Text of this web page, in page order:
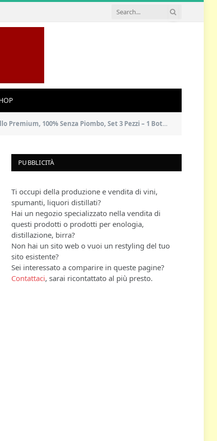
Set 3 Pezzi – 1 Bottiglia (700 ml) e 2 Bicchieri (300 ml) (T2)
PUBBLICITÀ
Ti occupi della produzione e vendita di vini,
spumanti, liquori distillati?
Hai un negozio specializzato nella vendita di
questi prodotti o prodotti per enologia,
distillazione, birra?
Non hai un sito web o vuoi un restyling del tuo
sito esistente?
Sei interessato a comparire in queste pagine?
Contattaci, sarai ricontattato al più presto.